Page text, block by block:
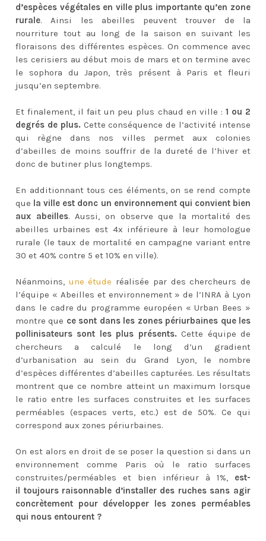
d’espèces végétales en ville plus importante qu’en zone
rurale. Ainsi les abeilles peuvent trouver de la
nourriture tout au long de la saison en suivant les
floraisons des différentes espèces. On commence avec
les cerisiers au début mois de mars et on termine avec
le sophora du Japon, très présent à Paris et fleuri
jusqu’en septembre.
Et finalement, il fait un peu plus chaud en ville : 1 ou 2
degrés de plus. Cette conséquence de l’activité intense
qui règne dans nos villes permet aux colonies
d’abeilles de moins souffrir de la dureté de l’hiver et
donc de butiner plus longtemps.
En additionnant tous ces éléments, on se rend compte
que la ville est donc un environnement qui convient bien
aux abeilles. Aussi, on observe que la mortalité des
abeilles urbaines est 4x inférieure à leur homologue
rurale (le taux de mortalité en campagne variant entre
30 et 40% contre 5 et 10% en ville).
Néanmoins, une étude réalisée par des chercheurs de
l’équipe « Abeilles et environnement » de l’INRA à Lyon
dans le cadre du programme européen « Urban Bees »
montre que ce sont dans les zones périurbaines que les
pollinisateurs sont les plus présents. Cette équipe de
chercheurs a calculé le long d’un gradient
d’urbanisation au sein du Grand Lyon, le nombre
d’espèces différentes d’abeilles capturées. Les résultats
montrent que ce nombre atteint un maximum lorsque
le ratio entre les surfaces construites et les surfaces
perméables (espaces verts, etc.) est de 50%. Ce qui
correspond aux zones périurbaines.
On est alors en droit de se poser la question si dans un
environnement comme Paris où le ratio surfaces
construites/perméables et bien inférieur à 1%,
est-
il toujours raisonnable d’installer des ruches sans agir
concrètement pour développer les zones perméables
qui nous entourent ?